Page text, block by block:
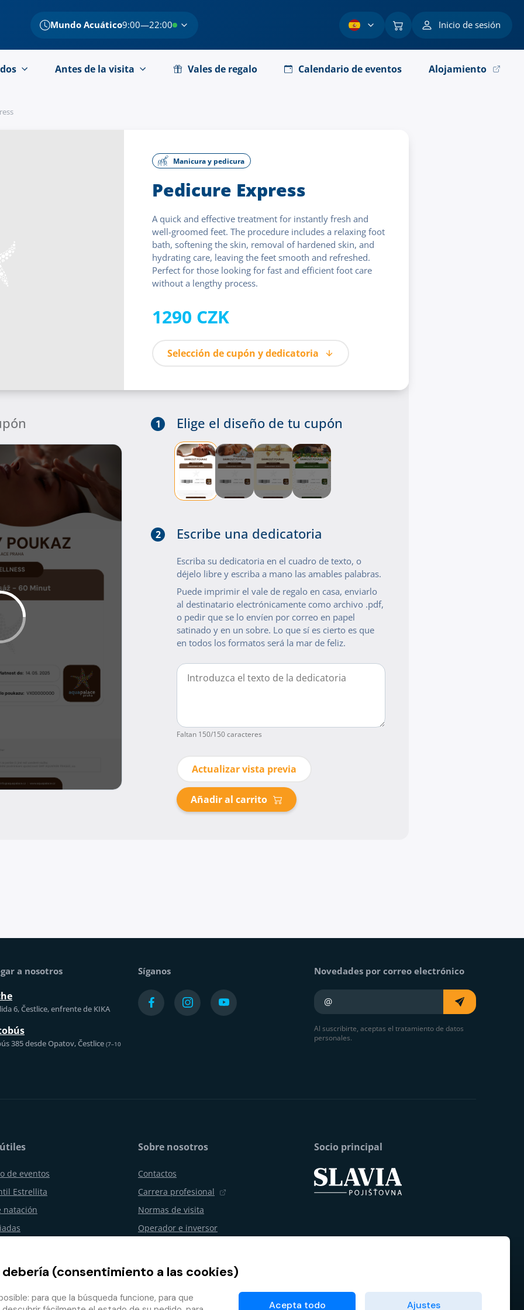
Mundo Acuático9:00—22:00 Inicio de sesión
Antes de la visita Vales de regalo Calendario de eventos Alojamiento
Manicura y pedicura
Pedicure Express
A quick and effective treatment for instantly fresh and
well-groomed feet. The procedure includes a relaxing foot
bath, softening the skin, removal of hardened skin, and
hydrating care, leaving the feet smooth and refreshed.
Perfect for those looking for fast and efficient foot care
without a lengthy process.
1290 CZK
Selección de cupón y dedicatoria
1 Elige el diseño de tu cupón
2 Escribe una dedicatoria
Escriba su dedicatoria en el cuadro de texto, o
déjelo libre y escriba a mano las amables palabras.
Puede imprimir el vale de regalo en casa, enviarlo
al destinatario electrónicamente como archivo .pdf,
o pedir que se lo envíen por correo en papel
satinado y en un sobre. Lo que sí es cierto es que
en todos los formatos será la mar de feliz.
Faltan 150/150 caracteres
Actualizar vista previa
Añadir al carrito
a nosotros
6, Čestlice, enfrente de KIKA
385 desde Opatov, Čestlice (7–10
Síganos Novedades por correo electrónico
Su e-mail
Al suscribirte, aceptas el tratamiento de datos
personales.
de eventos
Estrellita
natación
de fidelidad
Sobre nosotros
Contactos
Carrera profesional
Normas de visita
Operador e inversor
Tienda electrónica asociada
Socio principal
(consentimiento a las cookies)
para que la búsqueda funcione, para que
Acepta todo Ajustes